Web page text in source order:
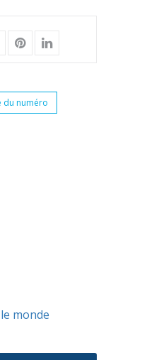
du numéro
monde